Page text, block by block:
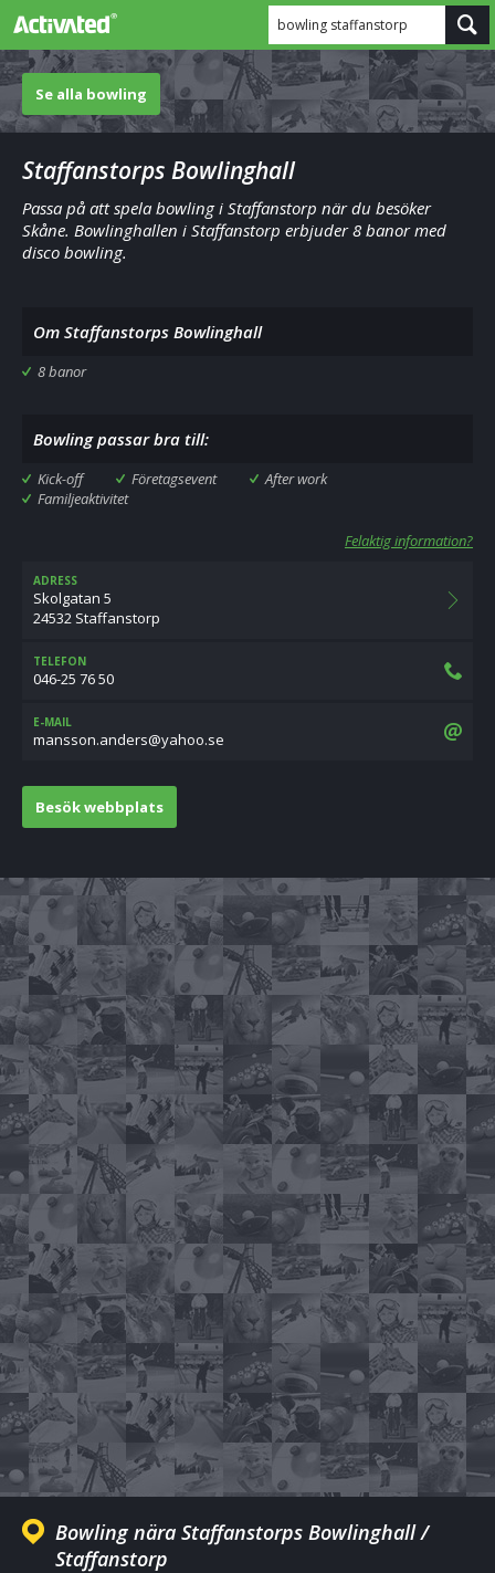
bowling staffanstorp
Se alla bowling
Staffanstorps Bowlinghall
Passa på att spela bowling i Staffanstorp när du besöker
Skåne. Bowlinghallen i Staffanstorp erbjuder 8 banor med
disco bowling.
Om Staffanstorps Bowlinghall
8 banor
Bowling passar bra till:
Kick-off Företagsevent
After work
Familjeaktivitet
Felaktig information?
ADRESS
Skolgatan 5
24532 Staffanstorp
TELEFON
046-25 76 50
E-MAIL
es.oohay@sredna.nossnam
Besök webbplats
Bowling nära Staffanstorps Bowlinghall /
Staffanstorp